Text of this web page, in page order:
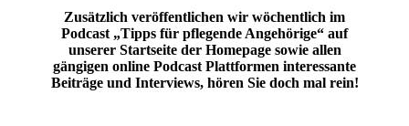
Zusätzlich veröffentlichen wir wöchentlich im
Podcast „Tipps für pflegende Angehörige“ auf
unserer Startseite der Homepage sowie allen
gängigen online Podcast Plattformen interessante
Beiträge und Interviews, hören Sie doch mal rein!